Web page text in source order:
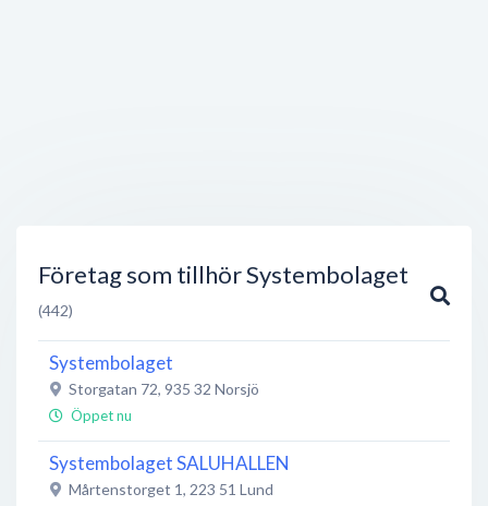
Företag som tillhör Systembolaget
(442)
Systembolaget
Storgatan 72, 935 32 Norsjö
Öppet nu
Systembolaget SALUHALLEN
Mårtenstorget 1, 223 51 Lund